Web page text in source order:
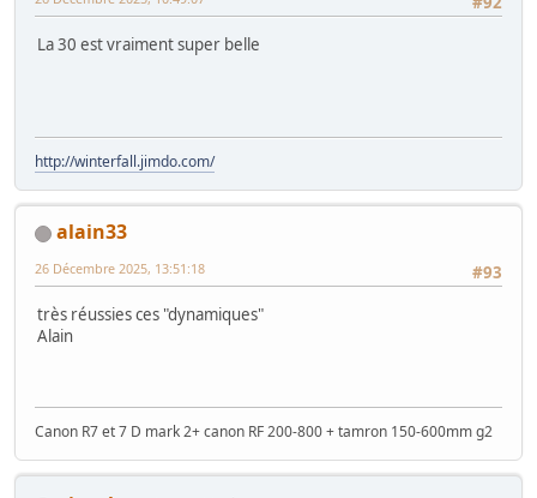
La 30 est vraiment super belle
http://winterfall.jimdo.com/
alain33
#93
26 Décembre 2025, 13:51:18
très réussies ces "dynamiques"
Alain
Canon R7 et 7 D mark 2+ canon RF 200-800 + tamron 150-600mm g2